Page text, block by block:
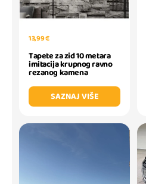
13,99 €
Tapete za zid 10 metara
imitacija krupnog ravno
rezanog kamena
SAZNAJ VIŠE